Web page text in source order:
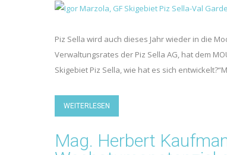
Piz Sella wird auch dieses Jahr wieder in die
Verwaltungsrates der Piz Sella AG, hat dem
Skigebiet Piz Sella, wie hat es sich
WEITERLESEN
Mag. Herbert